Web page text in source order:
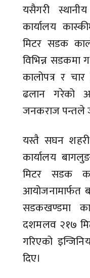
यसैगरी
कार्यालय
मिटर सडक
विभिन्न सडकमा
कालोपत्र र
ढलान गरेको
जनकराज पन्तले
यस्तै सघन
कार्यालय
मिटर सडक
आयोजनामार्फत
सडकखण्डमा
दशमलव २१७
गरिएको
दिए।